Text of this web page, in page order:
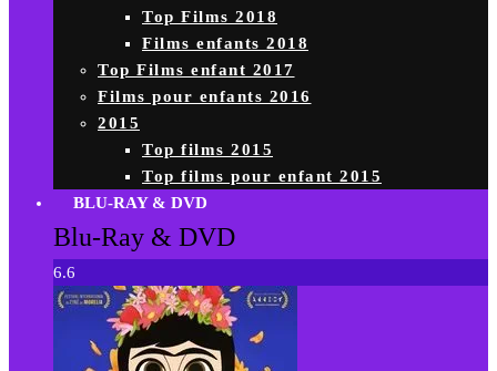
Top Films 2018
Films enfants 2018
Top Films enfant 2017
Films pour enfants 2016
2015
Top films 2015
Top films pour enfant 2015
BLU-RAY & DVD
Blu-Ray & DVD
6.6